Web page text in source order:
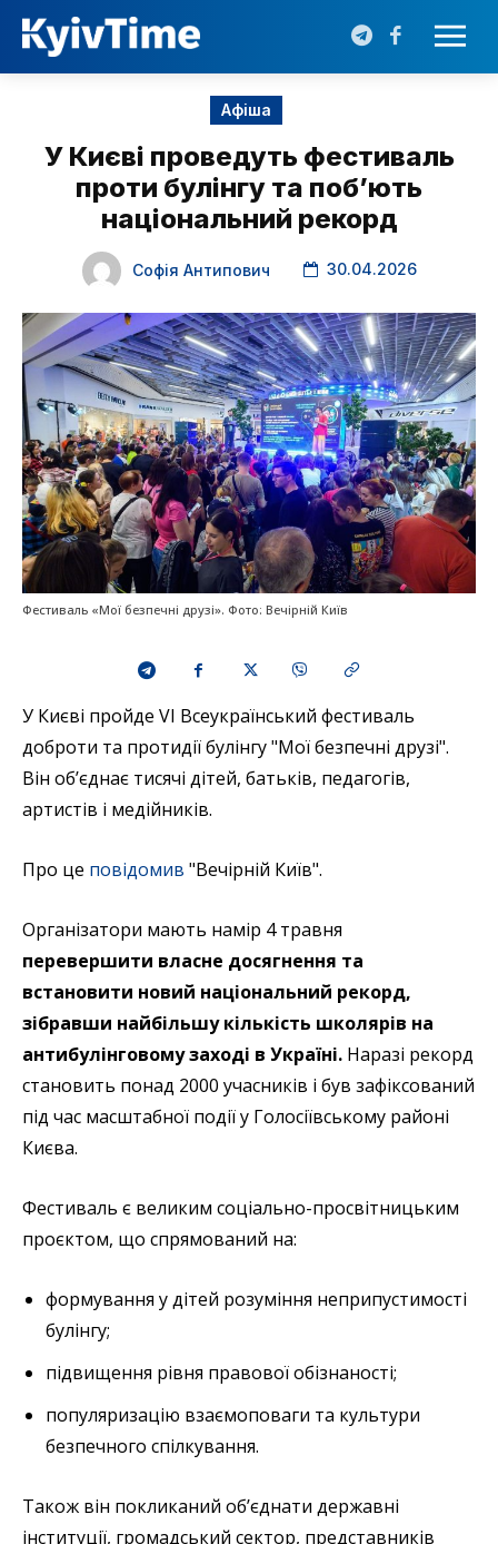
Афіша
У Києві проведуть фестиваль
проти булінгу та побʼють
національний рекорд
Софія Антипович 30.04.2026
Фестиваль «Мої безпечні друзі». Фото: Вечірній Київ
У Києві пройде VI Всеукраїнський фестиваль
доброти та протидії булінгу "Мої безпечні друзі".
Він об’єднає тисячі дітей, батьків, педагогів,
артистів і медійників.
Про це повідомив "Вечірній Київ".
Організатори мають намір 4 травня
перевершити власне досягнення та
встановити новий національний рекорд,
зібравши найбільшу кількість школярів на
антибулінговому заході в Україні. Наразі рекорд
становить понад 2000 учасників і був зафіксований
під час масштабної події у Голосіївському районі
Києва.
Фестиваль є великим соціально-просвітницьким
проєктом, що спрямований на:
формування у дітей розуміння неприпустимості
булінгу;
підвищення рівня правової обізнаності;
популяризацію взаємоповаги та культури
безпечного спілкування.
Також він покликаний об’єднати державні
інституції, громадський сектор, представників